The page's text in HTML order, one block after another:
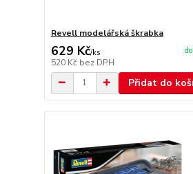
Revell modelářská škrabka
629 Kč/ks
520 Kč bez DPH
Přidat do